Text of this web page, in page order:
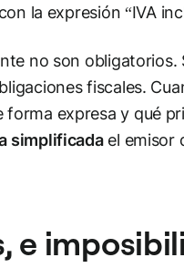
la expresión “IVA
no son obligatorios.
fiscales.
forma expresa y qué
simplificadael emisor
e